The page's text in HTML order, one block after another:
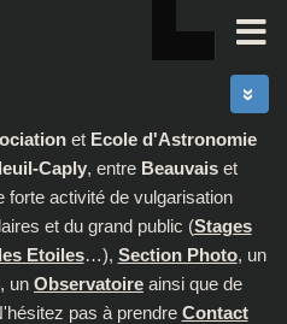
et Ecole d'Astronomie
Caply, entre Beauvais et
forte activité de vulgarisation
et du grand public (Stages
Etoiles…), Section Photo, un
un Observatoire ainsi que de
pas à prendre Contact